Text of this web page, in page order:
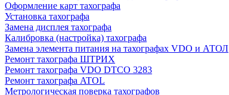
Оформление карт тахографа
Установка тахографа
Замена дисплея тахографа
Калибровка (настройка) тахографа
Замена элемента питания на тахографах VDO и АТОЛ
Ремонт тахографа ШТРИХ
Ремонт тахографа VDO DTCO 3283
Ремонт тахографа ATOL
Метрологическая поверка тахографов